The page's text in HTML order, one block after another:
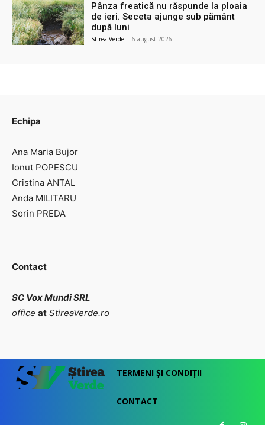
Pânza freatică nu răspunde la ploaia
de ieri. Seceta ajunge sub pământ
după luni
Stirea Verde - 6 august 2026
Echipa
Ana Maria Bujor
Ionut POPESCU
Cristina ANTAL
Anda MILITARU
Sorin PREDA
Contact
SC Vox Mundi SRL
office at StireaVerde.ro
TERMENI ȘI CONDIȚII
CONTACT